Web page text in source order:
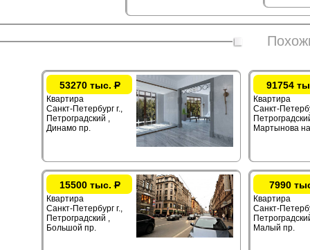
53270 тыс.Р
Квартира
Санкт-Петербург г.,
Петроградский ,
Динамо пр.
91754
Квартира
Санкт-
Мартынова
15500 тыс.Р
Квартира
Санкт-Петербург г.,
Петроградский ,
Большой пр.
7990
Квартира
Санкт-
Малый пр.